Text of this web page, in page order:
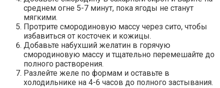
среднем огне 5-7 минут, пока ягоды не станут
мягкими.
Протрите смородиновую массу через сито, чтобы
избавиться от косточек и кожицы.
Добавьте набухший желатин в горячую
смородиновую массу и тщательно перемешайте до
полного растворения.
Разлейте желе по формам и оставьте в
холодильнике на 4-6 часов до полного застывания.